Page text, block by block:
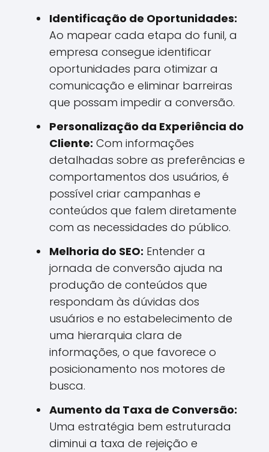
Identificação de Oportunidades:
Ao mapear cada etapa do funil, a
empresa consegue identificar
oportunidades para otimizar a
comunicação e eliminar barreiras
que possam impedir a conversão.
Personalização da Experiência do
Cliente: Com informações
detalhadas sobre as preferências e
comportamentos dos usuários, é
possível criar campanhas e
conteúdos que falem diretamente
com as necessidades do público.
Melhoria do SEO: Entender a
jornada de conversão ajuda na
produção de conteúdos que
respondam às dúvidas dos
usuários e no estabelecimento de
uma hierarquia clara de
informações, o que favorece o
posicionamento nos motores de
busca.
Aumento da Taxa de Conversão:
Uma estratégia bem estruturada
diminui a taxa de rejeição e